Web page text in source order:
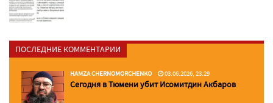
ПОСЛЕДНИЕ КОММЕНТАРИИ
HAMZA CHERNOMORCHENKO 03.06.2026, 23:29
Сегодня в Тюмени убит Исомитдин Акбаров